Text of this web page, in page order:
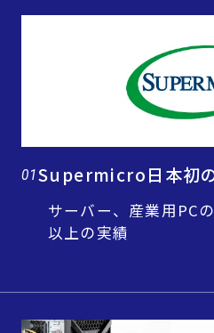
01Supermicro日本初
サーバー、産業用PC
以上の実績